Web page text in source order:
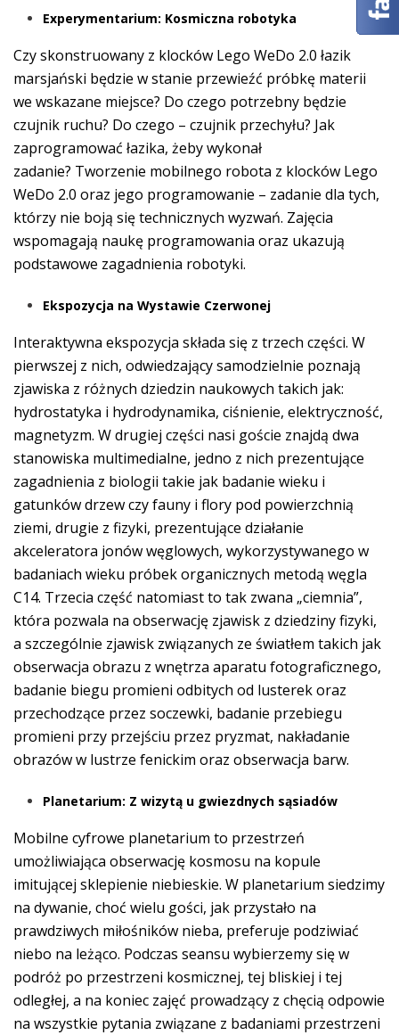
Experymentarium: Kosmiczna robotyka
Czy skonstruowany z klocków Lego WeDo 2.0 łazik
marsjański będzie w stanie przewieźć próbkę materii
we wskazane miejsce? Do czego potrzebny będzie
czujnik ruchu? Do czego – czujnik przechyłu? Jak
zaprogramować łazika, żeby wykonał
zadanie? Tworzenie mobilnego robota z klocków Lego
WeDo 2.0 oraz jego programowanie – zadanie dla tych,
którzy nie boją się technicznych wyzwań. Zajęcia
wspomagają naukę programowania oraz ukazują
podstawowe zagadnienia robotyki.
Ekspozycja na Wystawie Czerwonej
Interaktywna ekspozycja składa się z trzech części. W
pierwszej z nich, odwiedzający samodzielnie poznają
zjawiska z różnych dziedzin naukowych takich jak:
hydrostatyka i hydrodynamika, ciśnienie, elektryczność,
magnetyzm. W drugiej części nasi goście znajdą dwa
stanowiska multimedialne, jedno z nich prezentujące
zagadnienia z biologii takie jak badanie wieku i
gatunków drzew czy fauny i flory pod powierzchnią
ziemi, drugie z fizyki, prezentujące działanie
akceleratora jonów węglowych, wykorzystywanego w
badaniach wieku próbek organicznych metodą węgla
C14. Trzecia część natomiast to tak zwana „ciemnia”,
która pozwala na obserwację zjawisk z dziedziny fizyki,
a szczególnie zjawisk związanych ze światłem takich jak
obserwacja obrazu z wnętrza aparatu fotograficznego,
badanie biegu promieni odbitych od lusterek oraz
przechodzące przez soczewki, badanie przebiegu
promieni przy przejściu przez pryzmat, nakładanie
obrazów w lustrze fenickim oraz obserwacja barw.
Planetarium: Z wizytą u gwiezdnych sąsiadów
Mobilne cyfrowe planetarium to przestrzeń
umożliwiająca obserwację kosmosu na kopule
imitującej sklepienie niebieskie. W planetarium siedzimy
na dywanie, choć wielu gości, jak przystało na
prawdziwych miłośników nieba, preferuje podziwiać
niebo na leżąco. Podczas seansu wybierzemy się w
podróż po przestrzeni kosmicznej, tej bliskiej i tej
odległej, a na koniec zajęć prowadzący z chęcią odpowie
na wszystkie pytania związane z badaniami przestrzeni